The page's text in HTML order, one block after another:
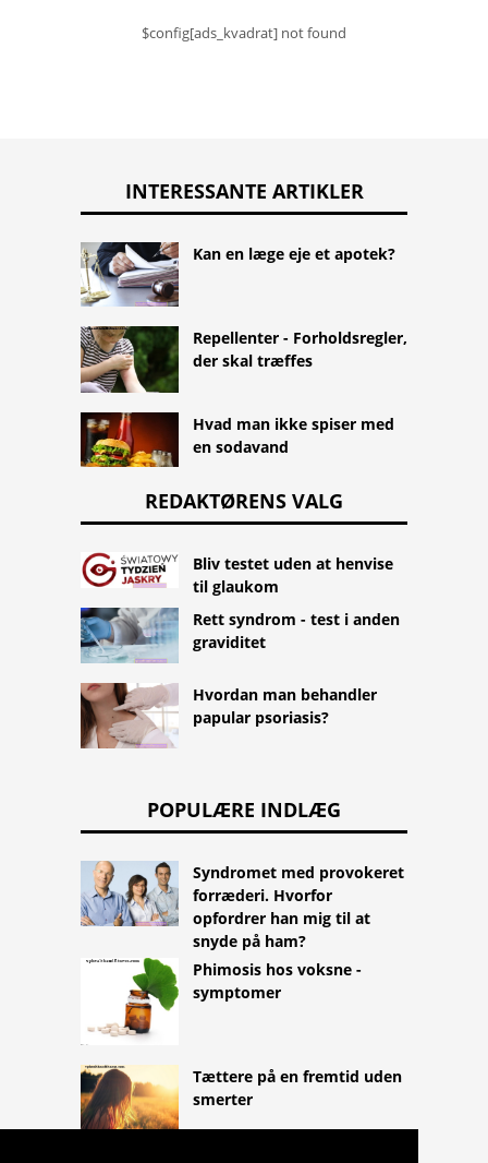
$config[ads_kvadrat] not found
INTERESSANTE ARTIKLER
Kan en læge eje et apotek?
Repellenter - Forholdsregler,
der skal træffes
Hvad man ikke spiser med
en sodavand
REDAKTØRENS VALG
Bliv testet uden at henvise
til glaukom
Rett syndrom - test i anden
graviditet
Hvordan man behandler
papular psoriasis?
POPULÆRE INDLÆG
Syndromet med provokeret
forræderi. Hvorfor
opfordrer han mig til at
snyde på ham?
Phimosis hos voksne -
symptomer
Tættere på en fremtid uden
smerter